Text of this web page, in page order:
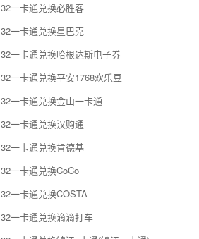
32一卡通兑换必胜客
32一卡通兑换星巴克
32一卡通兑换哈根达斯电子券
32一卡通兑换平安1768欢乐豆
32一卡通兑换金山一卡通
32一卡通兑换汉购通
32一卡通兑换肯德基
32一卡通兑换CoCo
32一卡通兑换COSTA
32一卡通兑换滴滴打车